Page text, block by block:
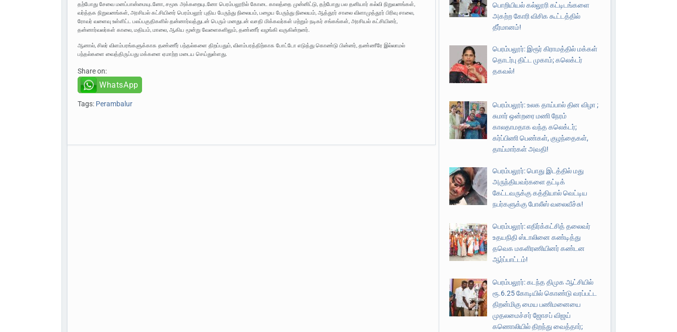
தற்போது சேவை மனப்பான்மையுடனோ, சமூக அக்கறையுடனோ பெரம்பலூரில் கோடை காலத்தை முன்னிட்டு, தற்போது பல தனியார் கல்வி நிறுவனங்கள்,
வர்த்தக நிறுவனங்கள், அரசியல் கட்சியினர் பெரம்பலூர் புதிய பேருந்து நிலையம், பழைய பேருந்து நிலையம், ஆத்தூர் சாலை விளாமுத்தூர் பிரிவு சாலை,
ரோவர் வளைவு உள்ளிட்ட பலப்பகுதிகளில் தன்னார்வத்துடன் பெரும் மனதுடன் வசதி மிக்கவர்கள் மற்றும் நடிகர் சங்கங்கள், அரசியல் கட்சியினர்,
தன்னார்வலர்கள் காலை, மதியம், மாலை, ஆகிய மூன்று வேளைகளிலும், தண்ணீர் வழங்கி வருகின்றனர்.
ஆனால், சிலர் விளம்பரங்களுக்காக தண்ணீர் பந்தல்களை திறப்பதும், விளம்பரத்திற்காக போட்டோ எடுத்து கொண்டு பின்னர், தண்ணீரே இல்லாமல்
பந்தல்களை வைத்திருப்பது மக்களை ஏமாற்ற மடைய செய்துள்ளது.
Share on:
WhatsApp
Tags: Perambalur
பொறியியல் கல்லூரி கட்டிடங்களை
அகற்ற கோரி விசிக கூட்டத்தில்
தீர்மானம்!
பெரம்பலூர்: இரூர் கிராமத்தில் மக்கள்
தொடர்பு திட்ட முகாம்; கலெக்டர்
தகவல்!
பெரம்பலூர்: உலக தாய்பால் தின விழா ;
சுமார் ஒன்றரை மணி நேரம்
காலதாமதாக வந்த கலெக்டர்;
கர்ப்பிணி பெண்கள், குழந்தைகள்,
தாய்மார்கள் அவதி!
பெரம்பலூர்: பொது இடத்தில் மது
அருந்தியவர்களை தட்டிக்
கேட்டவருக்கு கத்தியால் வெட்டிய
நபர்களுக்கு போலீஸ் வலைவீச்சு!
பெரம்பலூர்: எதிர்க்கட்சித் தலைவர்
உதயநிதி ஸ்டாலினை கண்டித்து
தவெக மகளிரணியினர் கண்டன
ஆர்ப்பாட்டம்!
பெரம்பலூர்: கடந்த திமுக ஆட்சியில்
ரூ.6.25 கோடியில் கொண்டு வரப்பட்ட
திறன்மிகு மைய பணிமனையை
முதலமைச்சர் ஜோசப் விஜய்
கணொலியில் திறந்து வைத்தார்;